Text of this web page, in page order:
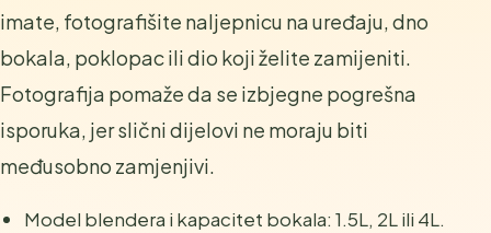
imate, fotografišite naljepnicu na uređaju, dno
bokala, poklopac ili dio koji želite zamijeniti.
Fotografija pomaže da se izbjegne pogrešna
isporuka, jer slični dijelovi ne moraju biti
međusobno zamjenjivi.
Model blendera i kapacitet bokala: 1.5L, 2L ili 4L.